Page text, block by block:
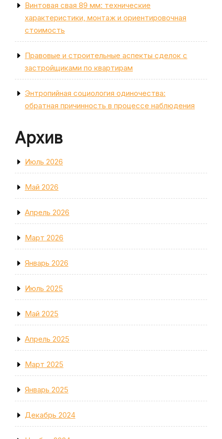
Винтовая свая 89 мм: технические
характеристики, монтаж и ориентировочная
стоимость
Правовые и строительные аспекты сделок с
застройщиками по квартирам
Энтропийная социология одиночества:
обратная причинность в процессе наблюдения
Архив
Июль 2026
Май 2026
Апрель 2026
Март 2026
Январь 2026
Июль 2025
Май 2025
Апрель 2025
Март 2025
Январь 2025
Декабрь 2024